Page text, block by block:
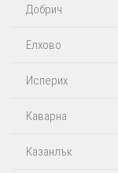
Добрич
Елхово
Исперих
Каварна
Казанлък